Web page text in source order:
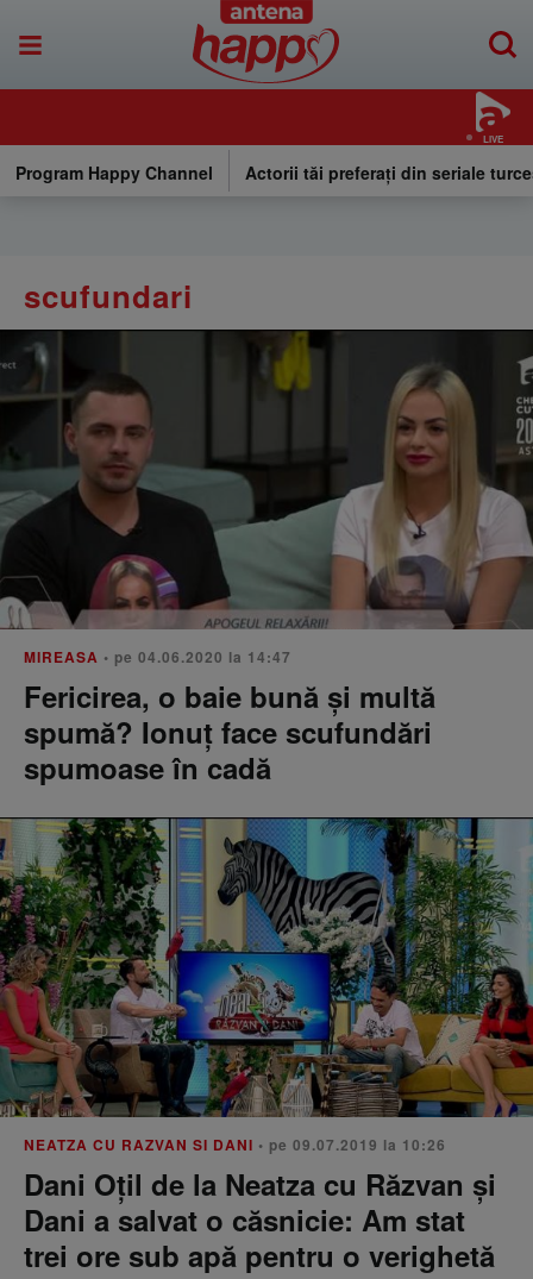
LIVE
Program Happy Channel Actorii tăi preferați din seriale
scufundari
MIREASA • pe 04.06.2020 la 14:47
Fericirea, o baie bună și multă
spumă? Ionuț face scufundări
spumoase în cadă
NEATZA CU RAZVAN SI DANI • pe 09.07.2019 la 10:26
Dani Oțil de la Neatza cu Răzvan și
Dani a salvat o căsnicie: Am stat
trei ore sub apă pentru o verighetă